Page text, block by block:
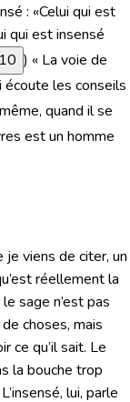
: «Celui qui est
qui est insensé
) « La voie de
écoute les conseils
quand il se
est un homme
viens de citer, un
réellement la
sage n’est pas
choses, mais
ce qu’il sait. Le
la bouche trop
lui, parle